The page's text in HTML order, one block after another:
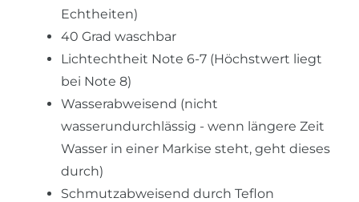
Echtheiten)
40 Grad waschbar
Lichtechtheit Note 6-7 (Höchstwert liegt
bei Note 8)
Wasserabweisend (nicht
wasserundurchlässig - wenn längere Zeit
Wasser in einer Markise steht, geht dieses
durch)
Schmutzabweisend durch Teflon